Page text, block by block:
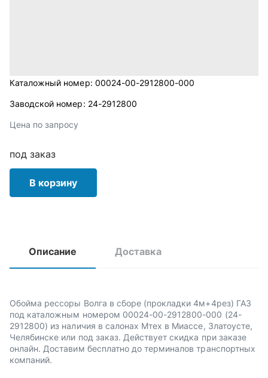
Каталожный номер: 00024-00-2912800-000
Заводской номер: 24-2912800
Цена по запросу
под заказ
В корзину
Описание Доставка
Обойма рессоры Волга в сборе (прокладки 4м+4рез) ГАЗ
под каталожным номером 00024-00-2912800-000 (24-
2912800) из наличия в салонах Мтех в Миассе, Златоусте,
Челябинске или под заказ. Действует скидка при заказе
онлайн. Доставим бесплатно до терминалов транспортных
компаний.